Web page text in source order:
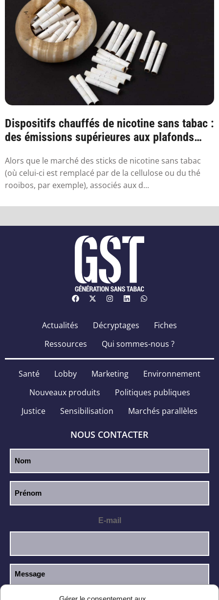
Dispositifs chauffés de nicotine sans tabac :
des émissions supérieures aux plafonds
Alors que le marché des sticks de nicotine sans tabac
(où celui-ci est remplacé par de la cellulose ou du thé
rooibos, par exemple), associés aux d...
Actualités Décryptages
Fiches
Ressources
Qui sommes-nous ?
Santé Lobby Marketing
Environnement
Nouveaux produits
Politiques publiques
Justice
Sensibilisation Marchés parallèles
NOUS CONTACTER
E-mail